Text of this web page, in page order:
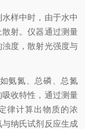
样中时，由于水中
射。仪器通过测量
度，散射光强度与
氨氮、总磷、总氮
收特性，通过测量
律计算出物质的浓
纳氏试剂反应生成